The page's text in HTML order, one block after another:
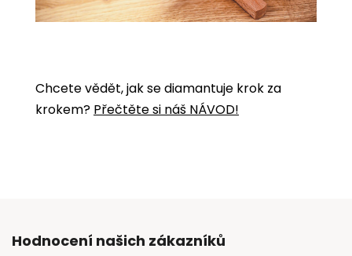
Chcete vědět, jak se diamantuje krok za
krokem? Přečtěte si náš NÁVOD!
Hodnocení našich zákazníků